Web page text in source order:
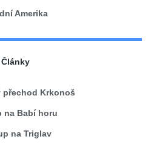
Amerika
Články
přechod Krkonoš
na Babí horu
na Triglav